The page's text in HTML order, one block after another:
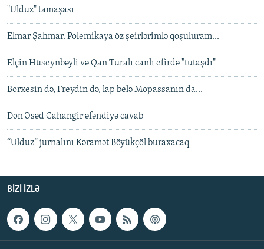
"Ulduz" tamaşası
Elmar Şahmar. Polemikaya öz şeirlərimlə qoşuluram...
Elçin Hüseynbəyli və Qan Turalı canlı efirdə "tutaşdı"
Borxesin də, Freydin də, lap belə Mopassanın da...
Don Əsəd Cahangir əfəndiyə cavab
“Ulduz” jurnalını Kəramət Böyükçöl buraxacaq
BIZI IZLƏ